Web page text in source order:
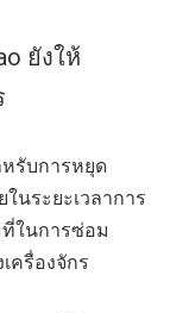
ยังให้
รับการหยุด
นระยะเวลาการ
ที่ในการซ่อม
ครื่องจักร